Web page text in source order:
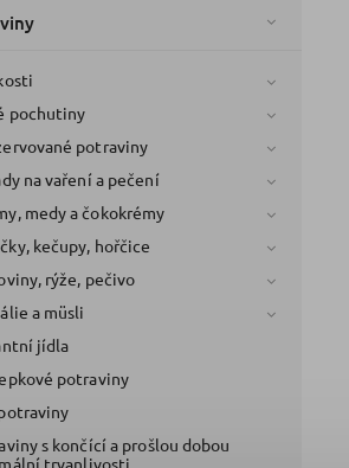
pochutiny
potraviny
na vaření a pečení
medy a čokokrémy
kečupy, hořčice
rýže, pečivo
a müsli
jídla
potraviny
s končící a prošlou dobou
trvanlivosti